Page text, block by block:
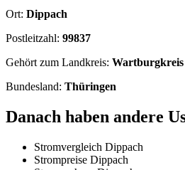
Ort: Dippach
Postleitzahl: 99837
Gehört zum Landkreis: Wartburgkreis
Bundesland: Thüringen
Danach haben andere
Stromvergleich Dippach
Strompreise Dippach